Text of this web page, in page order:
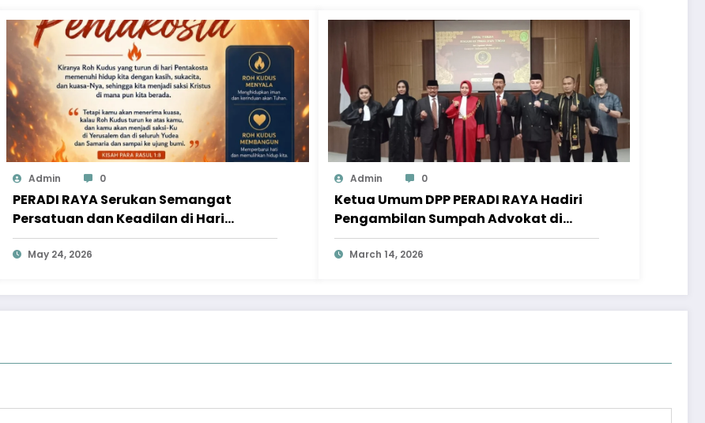
Admin 0
PERADI RAYA Serukan Semangat
Persatuan dan Keadilan di Hari
Pentakosta
May 24, 2026
Admin 0
Ketua Umum DPP PERADI RAYA Hadiri
Pengambilan Sumpah Advokat di
Pengadilan Tinggi Jawa Tengah
March 14, 2026